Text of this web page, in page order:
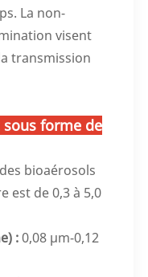
La non-
visent
transmission
forme de
bioaérosols
est de 0,3 à 5,0
:0,08 μm-0,12